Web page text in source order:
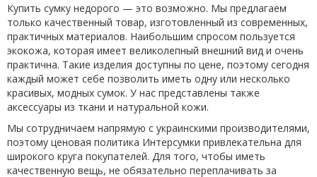
Купить сумку недорого — это возможно. Мы предлагаем
только качественный товар, изготовленный из современных,
практичных материалов. Наибольшим спросом пользуется
экокожа, которая имеет великолепный внешний вид и очень
практична. Такие изделия доступны по цене, поэтому сегодня
каждый может себе позволить иметь одну или несколько
красивых, модных сумок. У нас представлены также
аксессуары из ткани и натуральной кожи.
Мы сотрудничаем напрямую с украинскими производителями,
поэтому ценовая политика Интерсумки привлекательна для
широкого круга покупателей. Для того, чтобы иметь
качественную вещь, не обязательно переплачивать за